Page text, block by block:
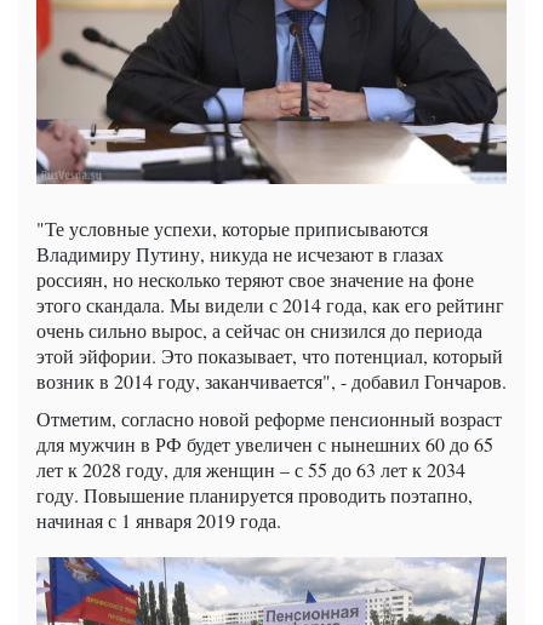
"Те условные успехи, которые приписываются
Владимиру Путину, никуда не исчезают в глазах
россиян, но несколько теряют свое значение на фоне
этого скандала. Мы видели с 2014 года, как его рейтинг
очень сильно вырос, а сейчас он снизился до периода
этой эйфории. Это показывает, что потенциал, который
возник в 2014 году, заканчивается", - добавил Гончаров.
Отметим, согласно новой реформе пенсионный возраст
для мужчин в РФ будет увеличен с нынешних 60 до 65
лет к 2028 году, для женщин – с 55 до 63 лет к 2034
году. Повышение планируется проводить поэтапно,
начиная с 1 января 2019 года.